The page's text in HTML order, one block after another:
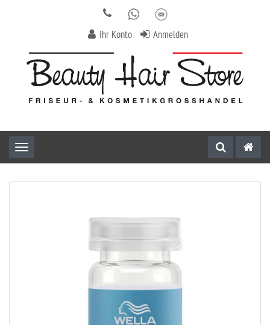
Ihr Konto Anmelden
Toggle navigation